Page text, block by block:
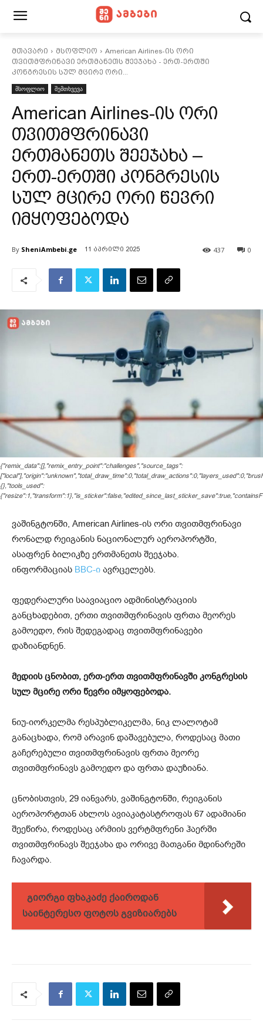
მთავარი მსოფლიო
American Airlines-ის ორი
თვითმფრინავი ერთმანეთს შეეჯახა - ერთ-ერთში
კონგრესის სულ მცირე ორი...
მსოფლიო
შემთხვევა
American Airlines-ის ორი
თვითმფრინავი
ერთმანეთს შეეჯახა –
ერთ-ერთში კონგრესის
სულ მცირე ორი წევრი
იმყოფებოდა
By SheniAmbebi.ge 11 აპრილი 2025 0
437
{"remix_data":[],"remix_entry_point":"challenges","source_tags":
{},"tools_used":
ვაშინგტონში, American Airlines-ის ორი თვითმფრინავი
რონალდ რეიგანის ნაციონალურ აეროპორტში,
ასაფრენ ბილიკზე ერთმანეთს შეეჯახა.
ინფორმაციას BBC-ი ავრცელებს.
ფედერალური საავიაციო ადმინისტრაციის
განცხადებით, ერთი თვითმფრინავის ფრთა მეორეს
გამოედო, რის შედეგადაც თვითმფრინავები
დაზიანდნენ.
მედიის ცნობით, ერთ-ერთ თვითმფრინავში კონგრესის
სულ მცირე ორი წევრი იმყოფებოდა.
ნიუ-იორკელმა რესპუბლიკელმა, ნიკ ლალოტამ
განაცხადა, რომ არავინ დაშავებულა, როდესაც მათი
გაჩერებული თვითმფრინავის ფრთა მეორე
თვითმფრინავს გამოედო და ფრთა დაუზიანა.
ცნობისთვის, 29 იანვარს, ვაშინგტონში, რეიგანის
აეროპორტთან ახლოს ავიაკატასტროფას 67 ადამიანი
შეეწირა, როდესაც არმიის ვერტმფრენი ჰაერში
თვითმფრინავს შეეჯახა და ორივე მათგანი მდინარეში
ჩავარდა.
გიორგი ფხაკაძე ქაიროდან
საინტერესო ფოტოს გვიზიარებს